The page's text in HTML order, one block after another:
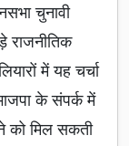
चुनावी
में यह चर्चा
के संपर्क में
को मिल सकती